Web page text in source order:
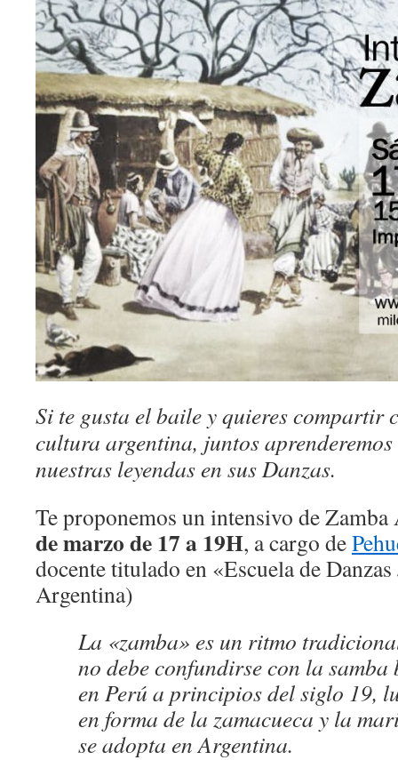
Si te gusta el baile y quieres compartir
cultura argentina, juntos
nuestras leyendas en sus Danzas.
Te proponemos un intensivo de
de marzo de 17 a 19H, a cargo de
docente titulado en «Escuela de
Argentina)
La «zamba» es un ritmo
no debe confundirse con la samba
en Perú a principios del siglo 19,
en forma de la zamacueca y la
se adopta en Argentina.